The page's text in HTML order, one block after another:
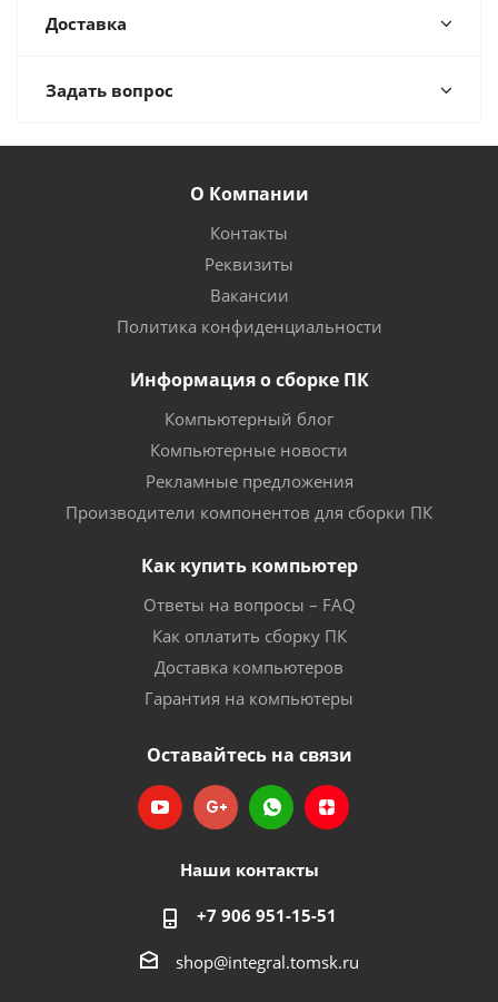
Доставка
Задать вопрос
О Компании
Контакты
Реквизиты
Вакансии
Политика конфиденциальности
Информация о сборке ПК
Компьютерный блог
Компьютерные новости
Рекламные предложения
Производители компонентов для сборки ПК
Как купить компьютер
Ответы на вопросы – FAQ
Как оплатить сборку ПК
Доставка компьютеров
Гарантия на компьютеры
Оставайтесь на связи
Наши контакты
+7 906 951-15-51
shop@integral.tomsk.ru